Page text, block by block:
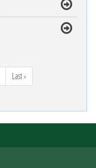
Last ›